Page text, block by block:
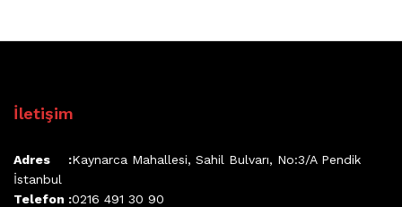
İletişim
Adres :Kaynarca Mahallesi, Sahil Bulvarı, No:3/A Pendik
İstanbul
Telefon :0216 491 30 90